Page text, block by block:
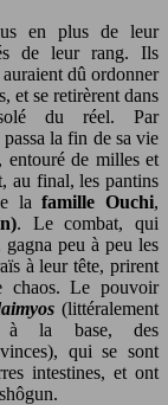
en plus de leur
de leur rang. Ils
dû ordonner
et se retirèrent dans
du réel. Par
la fin de sa vie
entouré de milles et
au final, les pantins
lafamille Ouchi,
. Le combat, qui
gagna peu à peu les
à leur tête, prirent
chaos. Le pouvoir
(littéralement
à la base, des
qui se sont
intestines, et ont